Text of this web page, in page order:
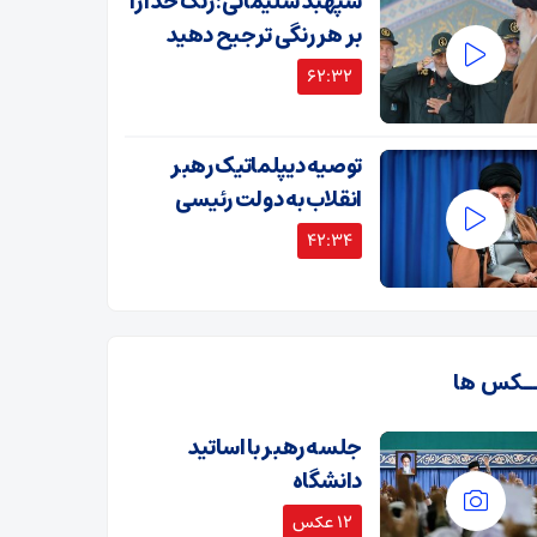
بر هر رنگی ترجیح دهید
62:32
توصیه دیپلماتیک رهبر
انقلاب به دولت رئیسی
42:34
ها
جلسه رهبر با اساتید
دانشگاه
12 عکس